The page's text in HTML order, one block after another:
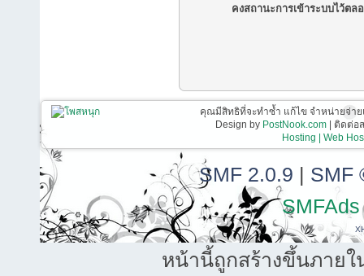
คงสถานะการเข้าระบบไว้ตล
คุณมีสิทธิที่จะทำซ้ำ แก้ไข จำหน่ายจ่า
Design by PostNook.com| ติดต่อส
Hosting | Web
SMF 2.0.9 | SMF
SMFAds
หน้านี้ถูกสร้างขึ้นภายใ